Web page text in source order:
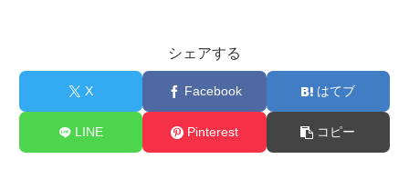
シェアする
X Facebook はてブ
LINE Pinterest コピー